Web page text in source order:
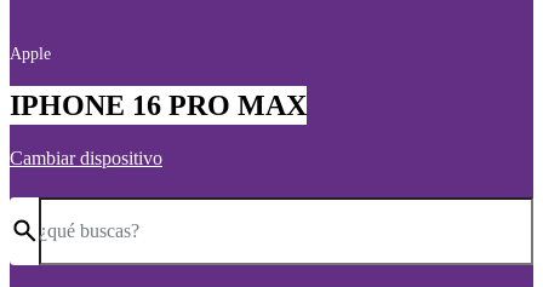
Apple
IPHONE 16 PRO MAX
Cambiar dispositivo
¿qué buscas?